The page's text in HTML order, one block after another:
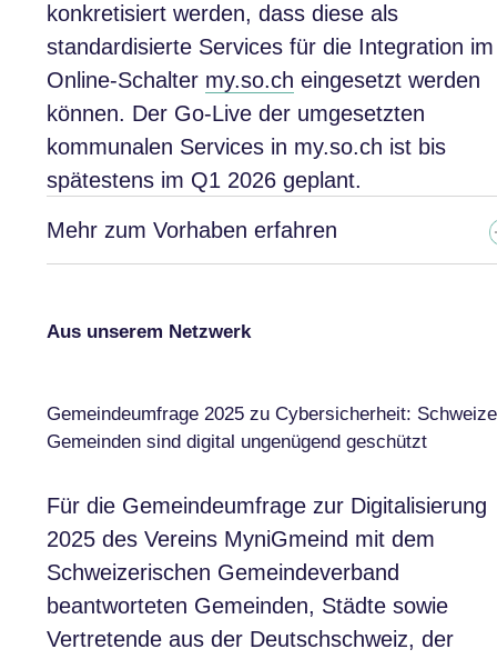
konkretisiert werden, dass diese als
standardisierte Services für die Integration im
Online-Schalter my.so.ch eingesetzt werden
können. Der Go-Live der umgesetzten
kommunalen Services in my.so.ch ist bis
spätestens im Q1 2026 geplant.
Mehr zum Vorhaben erfahren
Aus unserem Netzwerk
Gemeindeumfrage 2025 zu Cybersicherheit:
Gemeinden sind digital ungenügend geschützt
Für die Gemeindeumfrage zur Digitalisierung
2025 des Vereins MyniGmeind mit dem
Schweizerischen Gemeindeverband
beantworteten Gemeinden, Städte sowie
Vertretende aus der Deutschschweiz, der